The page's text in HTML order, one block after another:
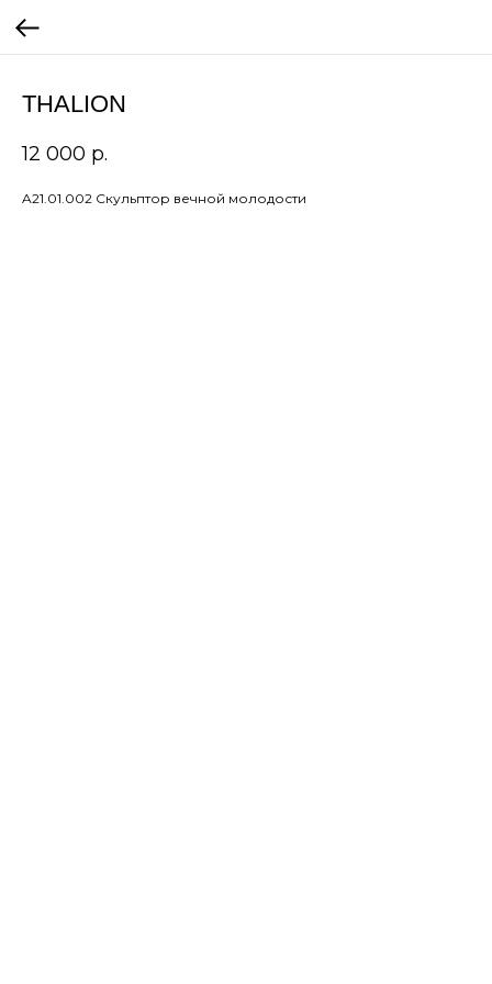
THALION
12 000 р.
A21.01.002 Скульптор вечной молодости